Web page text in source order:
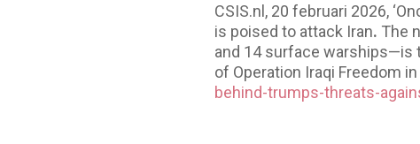
CSIS.nl, 20 februari 2026,
is poised to attack Iran. The
and 14 surface warships—is
of Operation Iraqi Freedom in
behind-trumps-threats-